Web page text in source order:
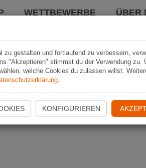
WETTBEWERBE ÜBER
zu gestalten und fortlaufend zu verbessern,
"Akzeptieren" stimmst du der Verwendung zu.
welche Cookies du zulassen willst.
.
KONFIGURIEREN